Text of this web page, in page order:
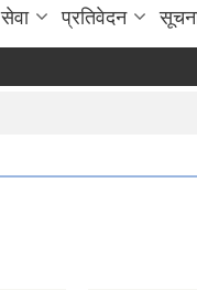
प्रतिवेदन